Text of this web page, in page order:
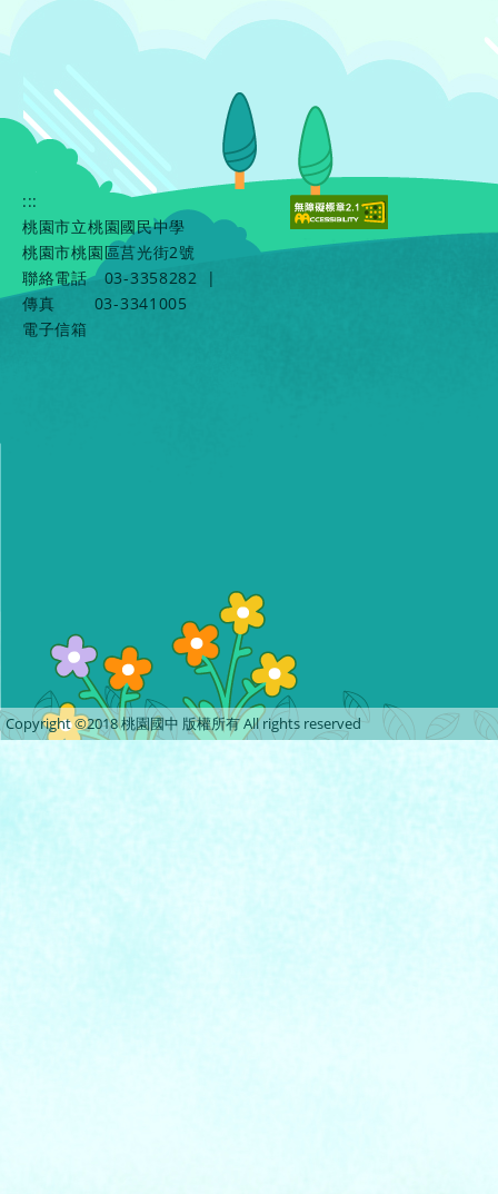
:::
桃園市立桃園國民中學
桃園市桃園區莒光街2號
聯絡電話
03-3358282
|
傳真
03-3341005
電子信箱
Copyright ©2018 桃園國中 版權所有 All rights reserved